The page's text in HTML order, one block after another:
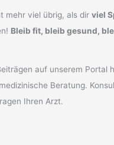
mehr viel übrig, als dirviel
Bleib fit, bleib gesund,
auf unserem Portal
Beratung.
Ihren Arzt.